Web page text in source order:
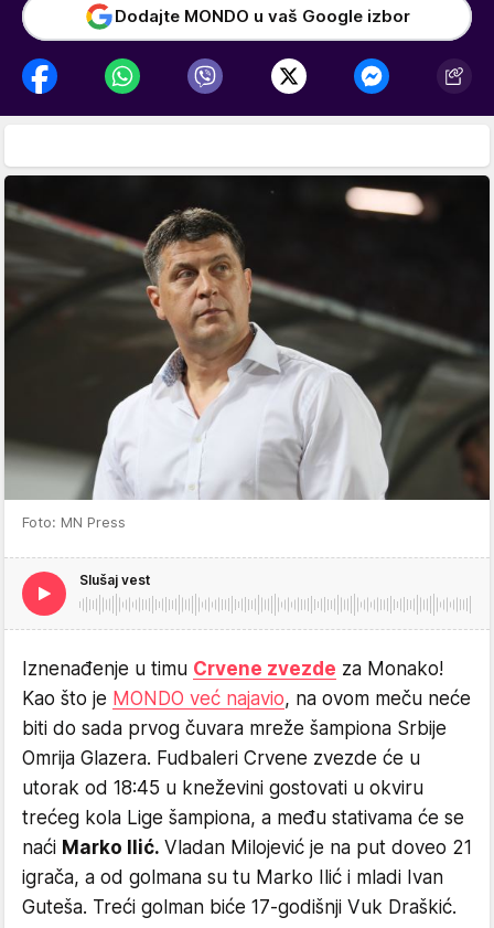
Dodajte MONDO u vaš Google izbor
Foto: MN Press
Slušaj vest
Iznenađenje u timu Crvene zvezde za Monako!
Kao što je MONDO već najavio, na ovom meču neće
biti do sada prvog čuvara mreže šampiona Srbije
Omrija Glazera. Fudbaleri Crvene zvezde će u
utorak od 18:45 u kneževini gostovati u okviru
trećeg kola Lige šampiona, a među stativama će se
naći Marko Ilić. Vladan Milojević je na put doveo 21
igrača, a od golmana su tu Marko Ilić i mladi Ivan
Guteša. Treći golman biće 17-godišnji Vuk Draškić.